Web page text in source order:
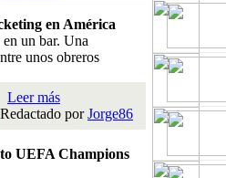
en América
un bar. Una
unos obreros
Leer más
Redactado porJorge86
UEFA Champions